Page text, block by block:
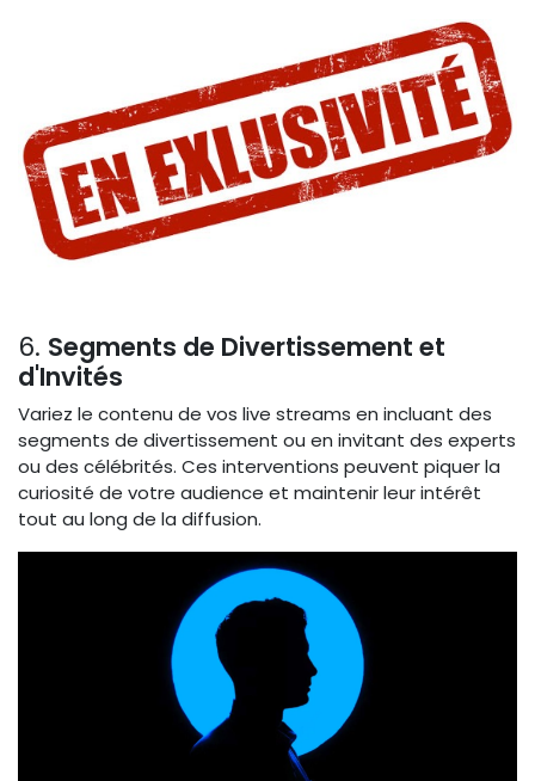
6. Segments de Divertissement et
d'Invités
Variez le contenu de vos live streams en incluant des
segments de divertissement ou en invitant des experts
ou des célébrités. Ces interventions peuvent piquer la
curiosité de votre audience et maintenir leur intérêt
tout au long de la diffusion.